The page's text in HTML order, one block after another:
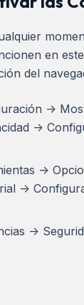
en
del
->
->
->
->
->